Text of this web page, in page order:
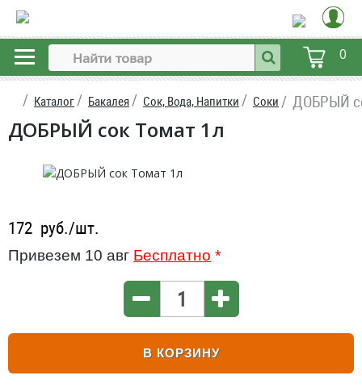
0
Каталог Бакалея Сок, Вода, Напитки Соки ДОБРЫЙ
ДОБРЫЙ сок Томат 1л
172 руб./шт.
Привезем 10 авг Бесплатно *
В КОРЗИНУ